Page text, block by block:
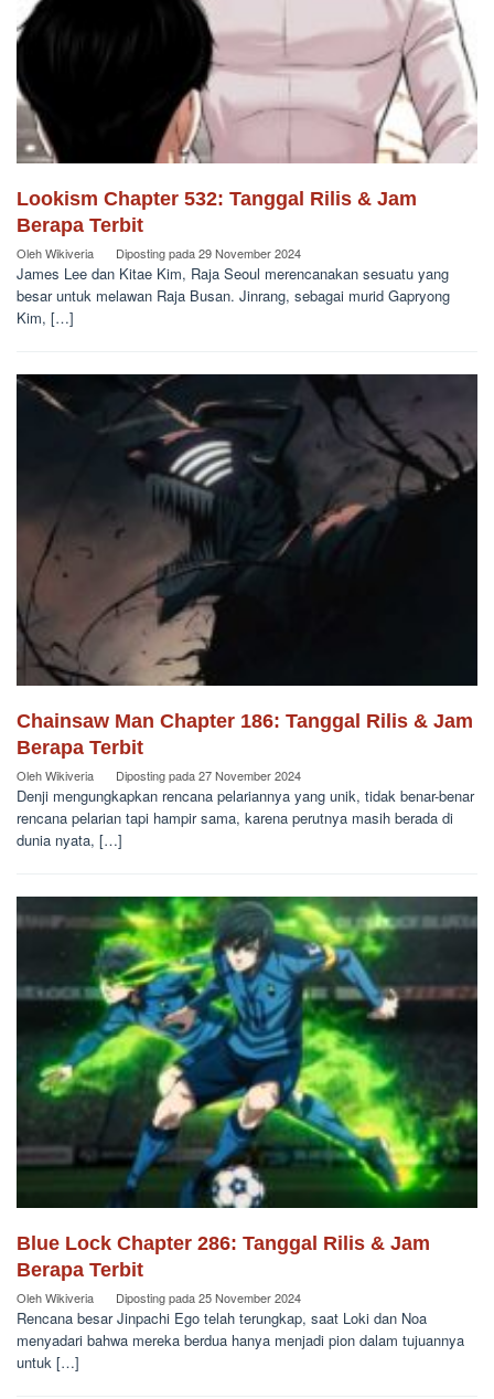
Lookism Chapter 532: Tanggal Rilis & Jam
Berapa Terbit
OlehWikiveria Diposting pada29 November 2024
James Lee dan Kitae Kim, Raja Seoul merencanakan sesuatu yang
besar untuk melawan Raja Busan. Jinrang, sebagai murid Gapryong
Kim, […]
Chainsaw Man Chapter 186: Tanggal Rilis & Jam
Berapa Terbit
OlehWikiveria Diposting pada27 November 2024
Denji mengungkapkan rencana pelariannya yang unik, tidak benar-benar
rencana pelarian tapi hampir sama, karena perutnya masih berada di
dunia nyata, […]
Blue Lock Chapter 286: Tanggal Rilis & Jam
Berapa Terbit
OlehWikiveria Diposting pada25 November 2024
Rencana besar Jinpachi Ego telah terungkap, saat Loki dan Noa
menyadari bahwa mereka berdua hanya menjadi pion dalam tujuannya
untuk […]